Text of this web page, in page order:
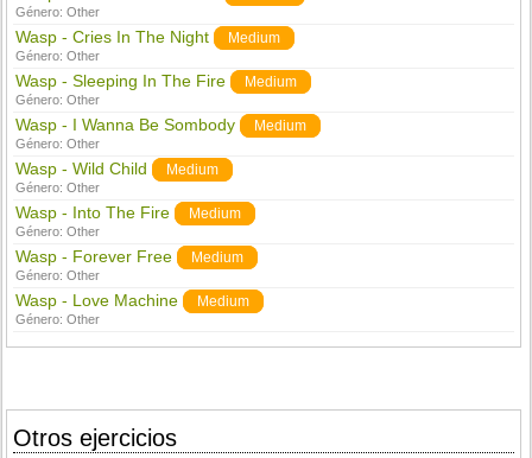
Género:Other
Wasp - Cries In The Night Medium
Género:Other
Wasp - Sleeping In The Fire Medium
Género:Other
Wasp - I Wanna Be Sombody Medium
Género:Other
Wasp - Wild Child Medium
Género:Other
Wasp - Into The Fire Medium
Género:Other
Wasp - Forever Free Medium
Género:Other
Wasp - Love Machine Medium
Género:Other
Otros ejercicios